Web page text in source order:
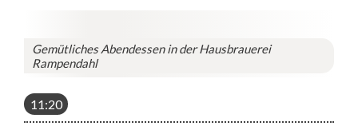
Gemütliches Abendessen in der Hausbrauerei
Rampendahl
11:20